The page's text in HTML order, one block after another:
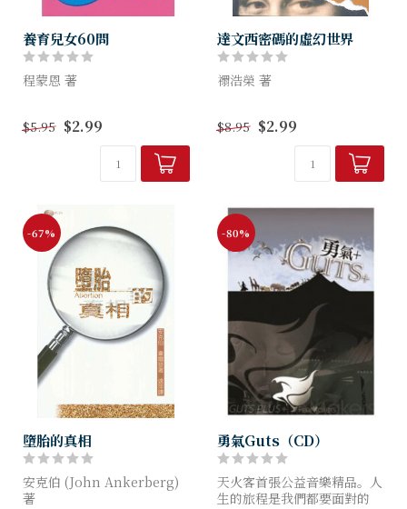
養育兒女60問
程蒙恩 著
價值觀？單親家庭如何養育兒
女？兒女終日沈迷打機、上
網，不喜歡讀書，怎麼辦？進
入 i 世代，兒童、青少年正面
$5.95 $2.99
達文西密碼的虛幻世界
禤浩榮 著
出基督形象，重構教會歷史，
推翻基督教聖經正典的可靠
性。然而小說大部分資料其實
都沒有事實根據，所以實在需
$8.95 $2.99
-67%
墮胎的真相
安克伯 (John Ankerberg)
著
-80%
勇氣Guts（CD）
天火客首張公益音樂精品。人
生的旅程是我們都要面對的